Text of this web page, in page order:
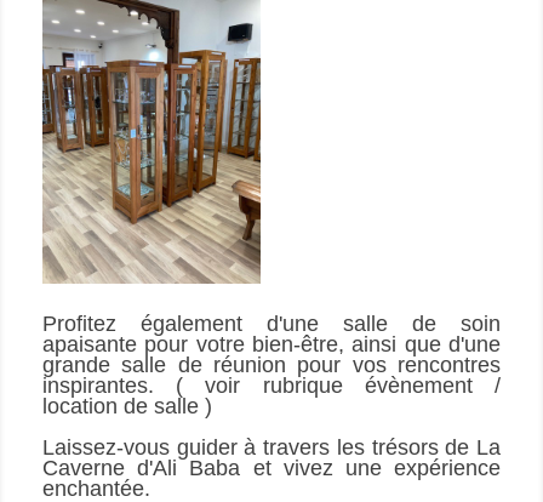
Profitez également d'une salle de soin
apaisante pour votre bien-être, ainsi que d'une
grande salle de réunion pour vos rencontres
inspirantes. ( voir rubrique évènement /
location de salle )
Laissez-vous guider à travers les trésors de La
Caverne d'Ali Baba et vivez une expérience
enchantée.